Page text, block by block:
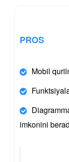
PROS
Mobil
imkonini